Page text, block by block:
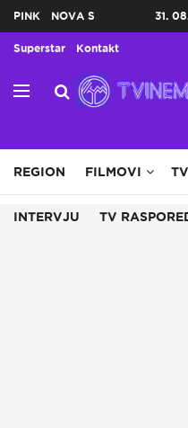
PINK NOVA S
Superstar Kontakt
31.
REGION FILMOVI
INTERVJU TV